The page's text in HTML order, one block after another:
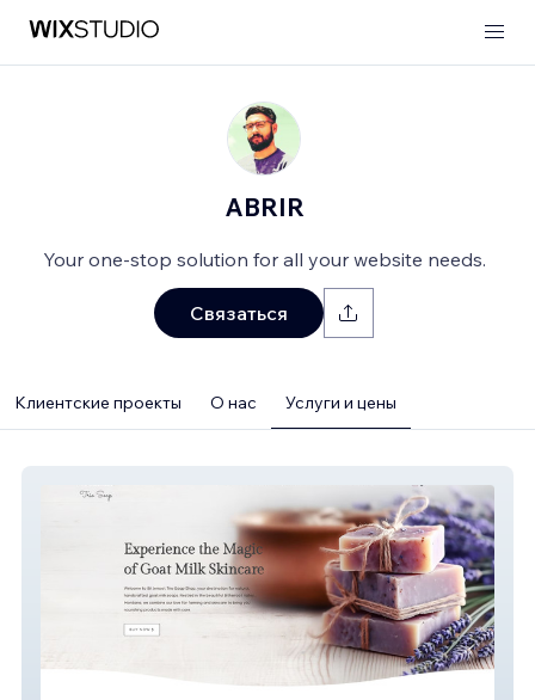
ABRIR
Your one-stop solution for all your website needs.
Связаться
Клиентские проекты О нас Услуги и цены